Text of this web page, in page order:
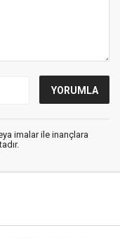
imalar ile inançlara